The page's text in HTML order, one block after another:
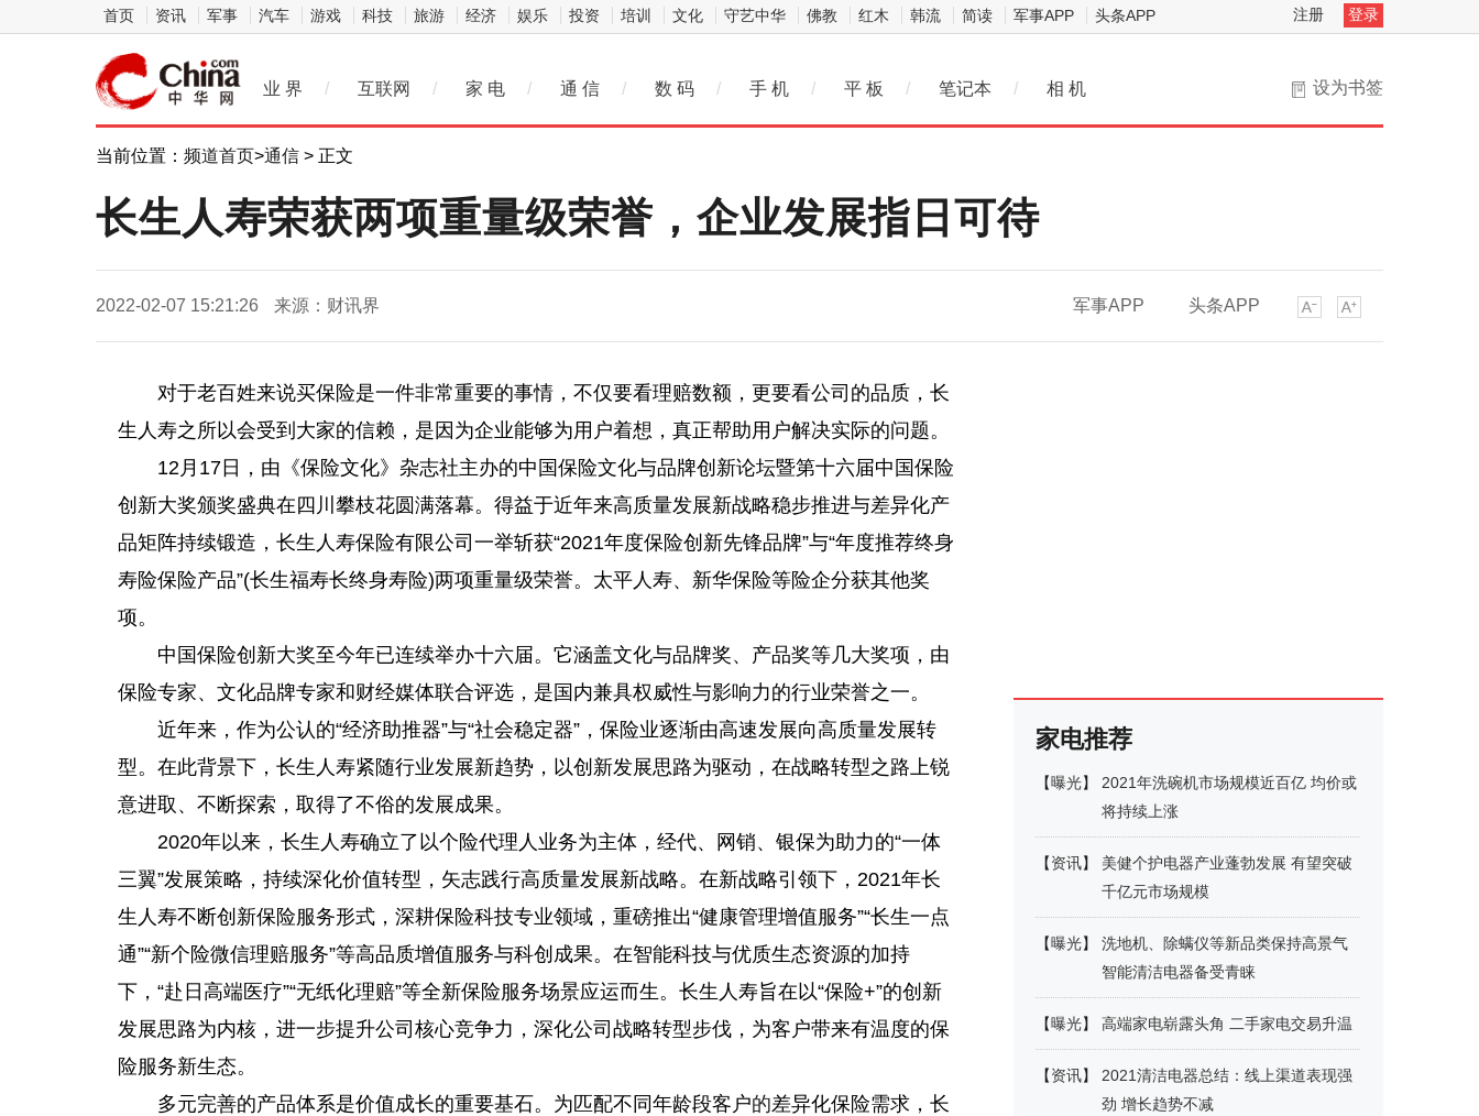
首页 资讯 军事 汽车 游戏 科技 旅游 经济 娱乐 投资 培训 文化 守艺中华 佛教 红木 韩流 简读 军事APP 头条APP 注册 登录
设为书签
业 界 / 互联网 / 家 电 / 通 信 / 数 码 / 手 机 / 平 板 / 笔记本 / 相 机
当前位置： 频道首页>通信 > 正文
长生人寿荣获两项重量级荣誉，企业发展指日可待
2022-02-07 15:21:26 来源：财讯界 军事APP 头条APP
对于老百姓来说买保险是一件非常重要的事情，不仅要看理赔数额，更要看公司的品质，长
生人寿之所以会受到大家的信赖，是因为企业能够为用户着想，真正帮助用户解决实际的问题。
12月17日，由《保险文化》杂志社主办的中国保险文化与品牌创新论坛暨第十六届中国保险
创新大奖颁奖盛典在四川攀枝花圆满落幕。得益于近年来高质量发展新战略稳步推进与差异化产
品矩阵持续锻造，长生人寿保险有限公司一举斩获“2021年度保险创新先锋品牌”与“年度推荐终身
寿险保险产品”(长生福寿长终身寿险)两项重量级荣誉。太平人寿、新华保险等险企分获其他奖
项。
中国保险创新大奖至今年已连续举办十六届。它涵盖文化与品牌奖、产品奖等几大奖项，由
保险专家、文化品牌专家和财经媒体联合评选，是国内兼具权威性与影响力的行业荣誉之一。
近年来，作为公认的“经济助推器”与“社会稳定器”，保险业逐渐由高速发展向高质量发展转
型。在此背景下，长生人寿紧随行业发展新趋势，以创新发展思路为驱动，在战略转型之路上锐
意进取、不断探索，取得了不俗的发展成果。
2020年以来，长生人寿确立了以个险代理人业务为主体，经代、网销、银保为助力的“一体
三翼”发展策略，持续深化价值转型，矢志践行高质量发展新战略。在新战略引领下，2021年长
生人寿不断创新保险服务形式，深耕保险科技专业领域，重磅推出“健康管理增值服务”“长生一点
通”“新个险微信理赔服务”等高品质增值服务与科创成果。在智能科技与优质生态资源的加持
下，“赴日高端医疗”“无纸化理赔”等全新保险服务场景应运而生。长生人寿旨在以“保险+”的创新
发展思路为内核，进一步提升公司核心竞争力，深化公司战略转型步伐，为客户带来有温度的保
险服务新生态。
多元完善的产品体系是价值成长的重要基石。为匹配不同年龄段客户的差异化保险需求，长
家电推荐
【曝光】
2021年洗碗机市场规模近百亿 均价或
将持续上涨
【资讯】
美健个护电器产业蓬勃发展 有望突破
千亿元市场规模
【曝光】
洗地机、除螨仪等新品类保持高景气
智能清洁电器备受青睐
【曝光】 高端家电崭露头角 二手家电交易升温
【资讯】
2021清洁电器总结：线上渠道表现强
劲 增长趋势不减